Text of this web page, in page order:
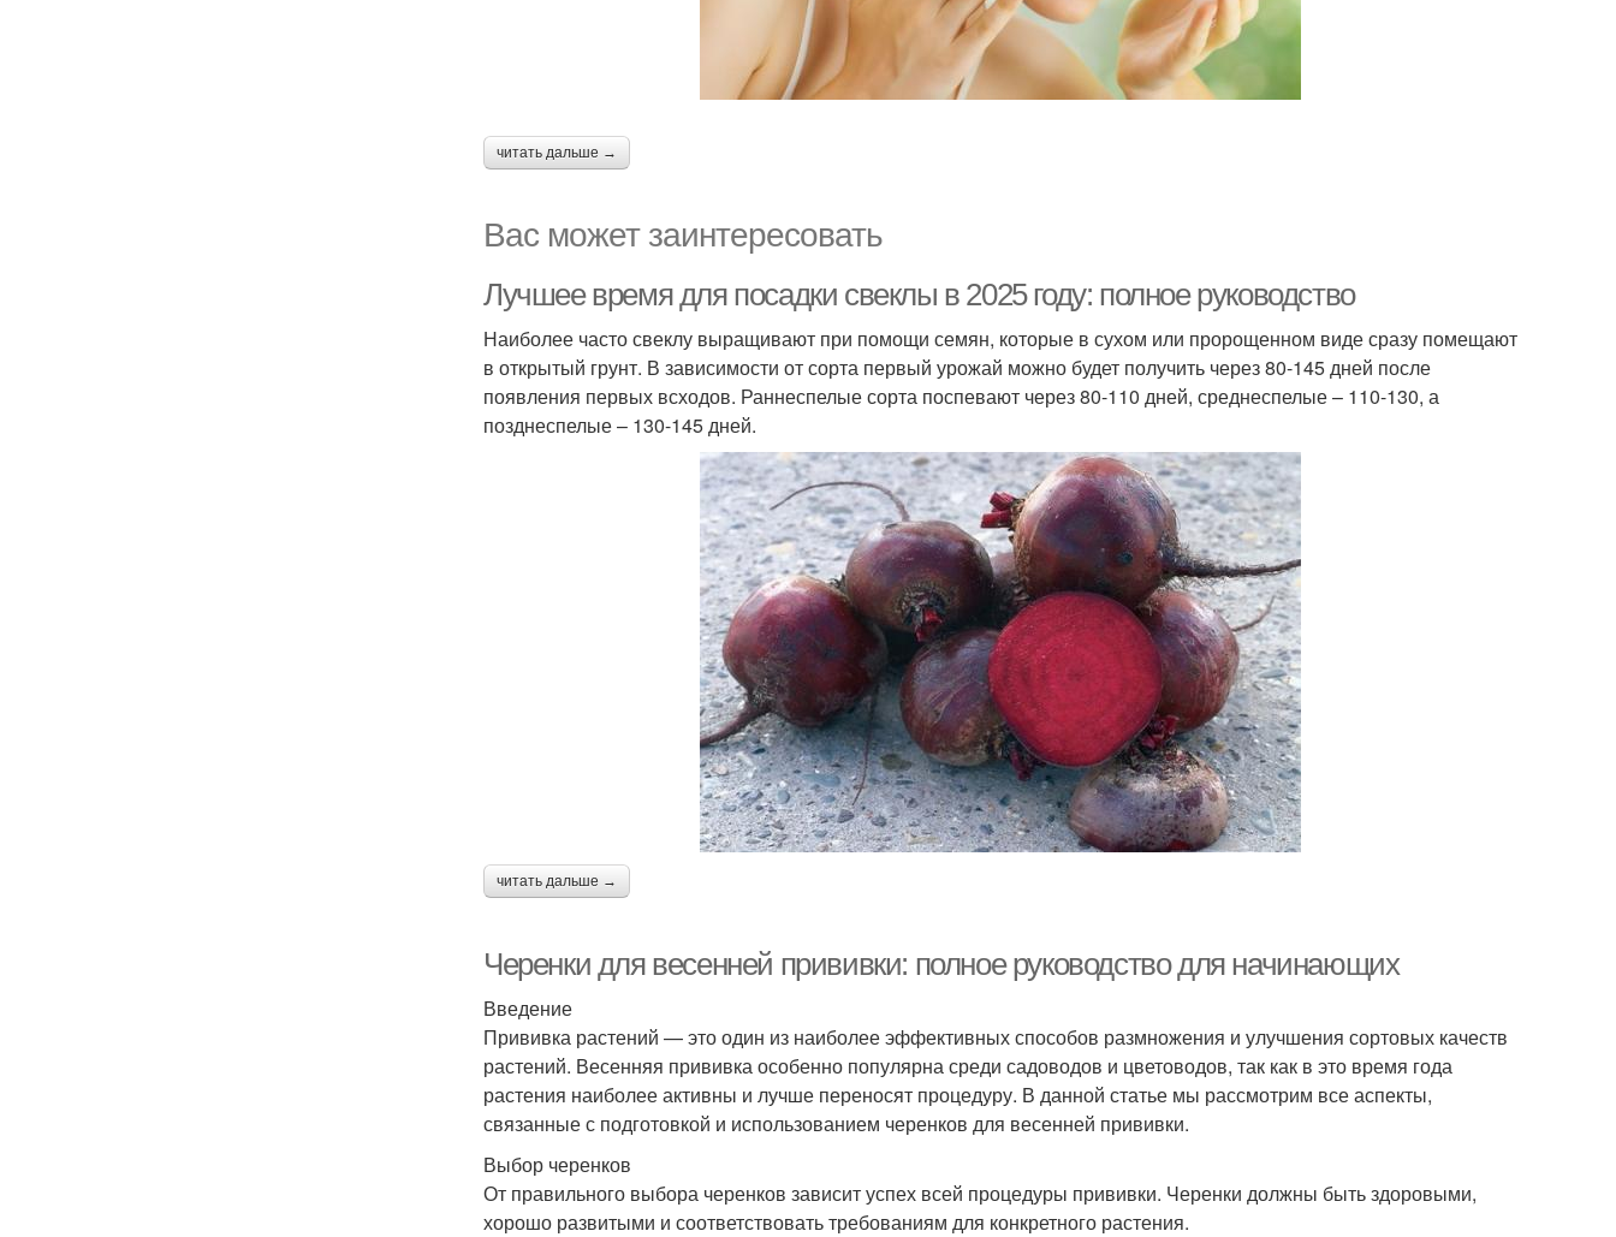
читать дальше →
Вас может заинтересовать
Лучшее время для посадки свеклы в 2025 году: полное руководство
Наиболее часто свеклу выращивают при помощи семян, которые в сухом или пророщенном виде сразу помещают
в открытый грунт. В зависимости от сорта первый урожай можно будет получить через 80-145 дней после
появления первых всходов. Раннеспелые сорта поспевают через 80-110 дней, среднеспелые – 110-130, а
позднеспелые – 130-145 дней.
читать дальше →
Черенки для весенней прививки: полное руководство для начинающих
Введение
Прививка растений — это один из наиболее эффективных способов размножения и улучшения сортовых качеств
растений. Весенняя прививка особенно популярна среди садоводов и цветоводов, так как в это время года
растения наиболее активны и лучше переносят процедуру. В данной статье мы рассмотрим все аспекты,
связанные с подготовкой и использованием черенков для весенней прививки.
Выбор черенков
От правильного выбора черенков зависит успех всей процедуры прививки. Черенки должны быть здоровыми,
хорошо развитыми и соответствовать требованиям для конкретного растения.